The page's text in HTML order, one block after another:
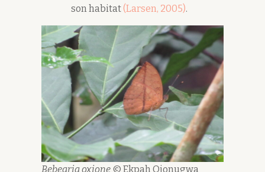
son habitat(Larsen, 2005).
Bebearia oxione © Ekpah Ojonugwa